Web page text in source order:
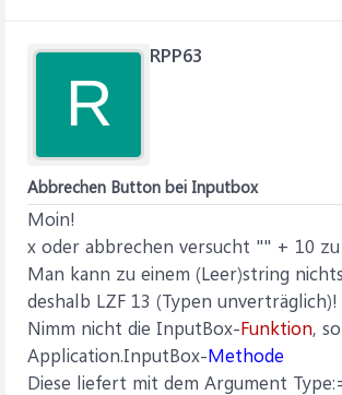
R
RPP63
Abbrechen Button bei Inputbox
Moin!
x oder abbrechen versucht "" + 10
Man kann zu einem (Leer)string
deshalb LZF 13 (Typen unverträglich)!
Nimm nicht die InputBox-Funktion,
Application.InputBox-Methode
Diese liefert mit dem Argument